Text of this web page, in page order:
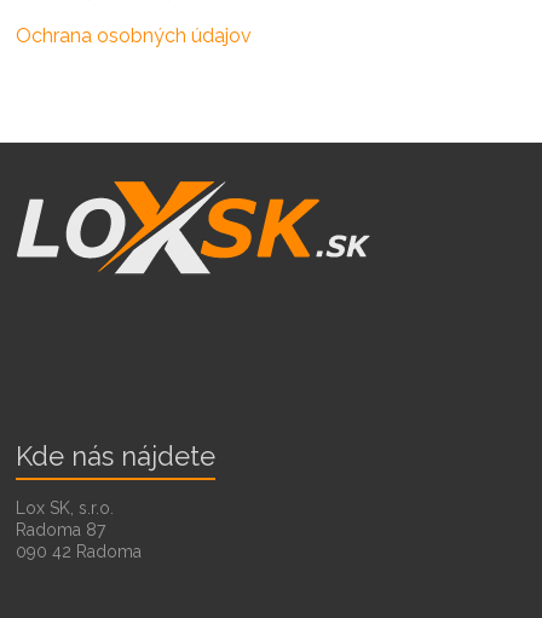
Ochrana osobných údajov
Kde nás nájdete
Lox SK, s.r.o.
Radoma 87
090 42 Radoma